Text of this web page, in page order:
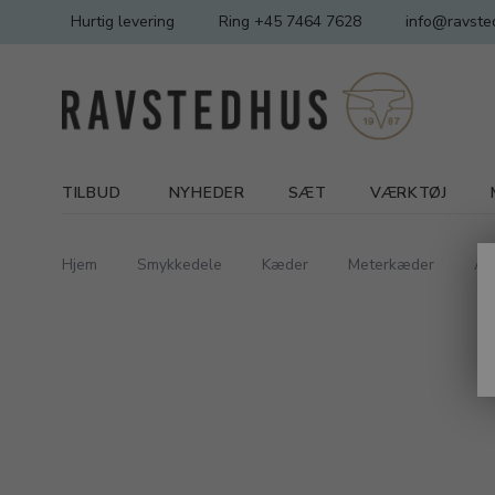
Hurtig levering Ring +45 7464 7628
TILBUD NYHEDER SÆT VÆRKTØJ
Hjem Smykkedele Kæder Meterkæder